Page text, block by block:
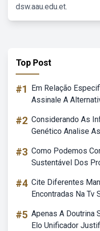
dsw.aau.edu.et.
Top Post
#1
Em Relação
Assinale A
#2 Considerando As
Genético Analise
#3 Como Podemos
Sustentável Dos
#4 Cite Diferentes
Encontradas Na Tv
#5 Apenas A Doutrina
Elo Unificador